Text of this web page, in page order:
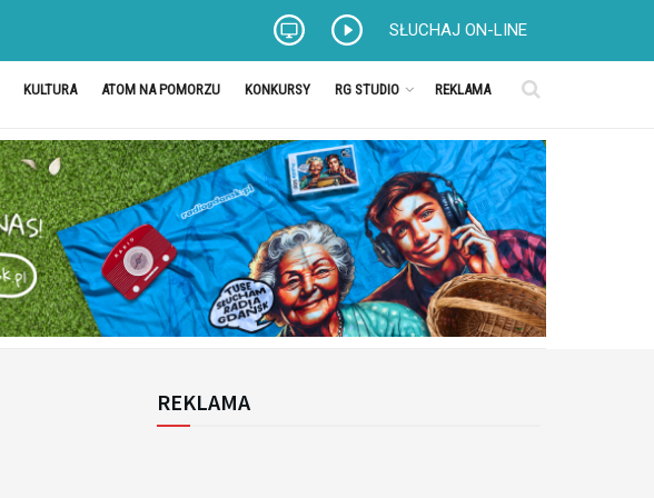
SŁUCHAJ ON-LINE
KULTURA ATOM NA POMORZU KONKURSY RG STUDIO REKLAMA
REKLAMA